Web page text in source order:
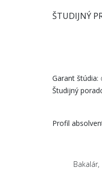
ŠTUDIJNÝ
Garant štúdia:
Študijný
Profil
Bakalár,